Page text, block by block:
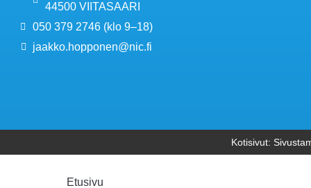
44500 VIITASAARI
050 379 2746 (klo 9–18)
jaakko.hopponen@nic.fi
Kotisivut:
Etusivu